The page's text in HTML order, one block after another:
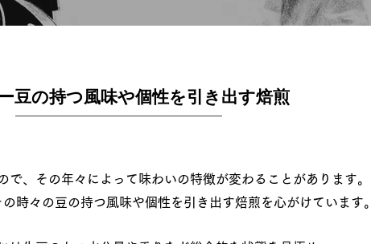
豆の持つ風味や個性を引き出す焙煎
で、その年々によって味わいの特徴が変わることがあります。
時々の豆の持つ風味や個性を引き出す焙煎を心がけています。